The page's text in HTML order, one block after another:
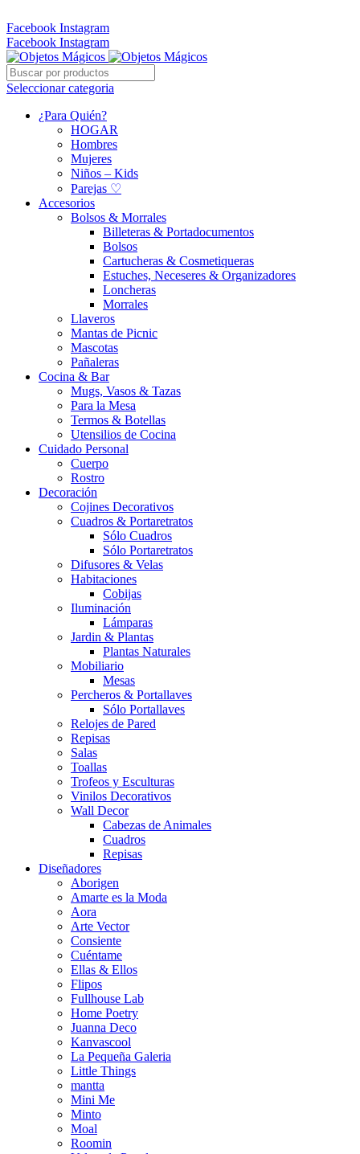
Facebook Instagram
Facebook Instagram
Seleccionar categoria
¿Para Quién?
HOGAR
Hombres
Mujeres
Niños – Kids
Parejas ♡
Accesorios
Bolsos & Morrales
Billeteras & Portadocumentos
Bolsos
Cartucheras & Cosmetiqueras
Estuches, Neceseres & Organizadores
Loncheras
Morrales
Llaveros
Mantas de Picnic
Mascotas
Pañaleras
Cocina & Bar
Mugs, Vasos & Tazas
Para la Mesa
Termos & Botellas
Utensilios de Cocina
Cuidado Personal
Cuerpo
Rostro
Decoración
Cojines Decorativos
Cuadros & Portaretratos
Sólo Cuadros
Sólo Portaretratos
Difusores & Velas
Habitaciones
Cobijas
Iluminación
Lámparas
Jardin & Plantas
Plantas Naturales
Mobiliario
Mesas
Percheros & Portallaves
Sólo Portallaves
Relojes de Pared
Repisas
Salas
Toallas
Trofeos y Esculturas
Vinilos Decorativos
Wall Decor
Cabezas de Animales
Cuadros
Repisas
Diseñadores
Aborigen
Amarte es la Moda
Aora
Arte Vector
Consiente
Cuéntame
Ellas & Ellos
Flipos
Fullhouse Lab
Home Poetry
Juanna Deco
Kanvascool
La Pequeña Galeria
Little Things
mantta
Mini Me
Minto
Moal
Roomin